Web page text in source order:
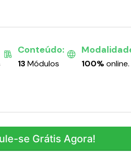
Conteúdo:
13Módulos 100%online.
se Grátis Agora!